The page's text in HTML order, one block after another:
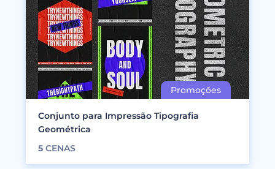
Conjunto para Impressão Tipografia
Geométrica
5 CENAS